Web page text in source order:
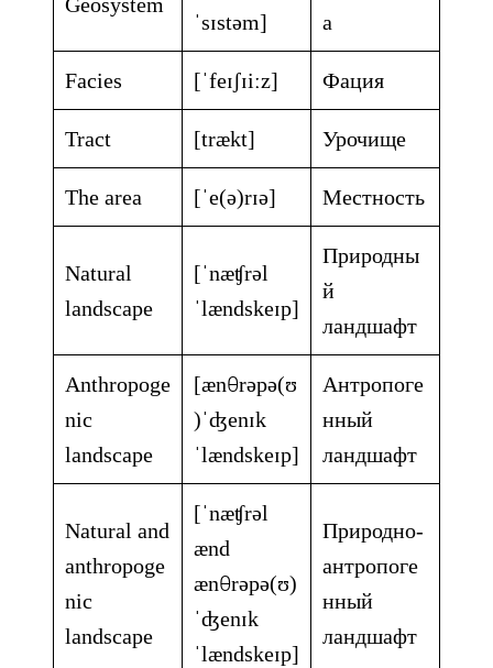
ˈsɪstəm] а
Facies [ˈfeɪʃɪiːz] Фация
Tract [trækt] Урочище
The area [ˈe(ə)rɪə] Местность
Natural
landscape
[ˈnæʧrəl
ˈlændskeɪp]
Природны
й
ландшафт
Anthropoge
nic
landscape
[ænθrəpə(ʊ
)ˈʤenɪk
ˈlændskeɪp]
Антропоге
нный
ландшафт
Natural and
anthropoge
nic
landscape
[ˈnæʧrəl
ænd
ænθrəpə(ʊ)
ˈʤenɪk
ˈlændskeɪp]
Природно-
антропоге
нный
ландшафт